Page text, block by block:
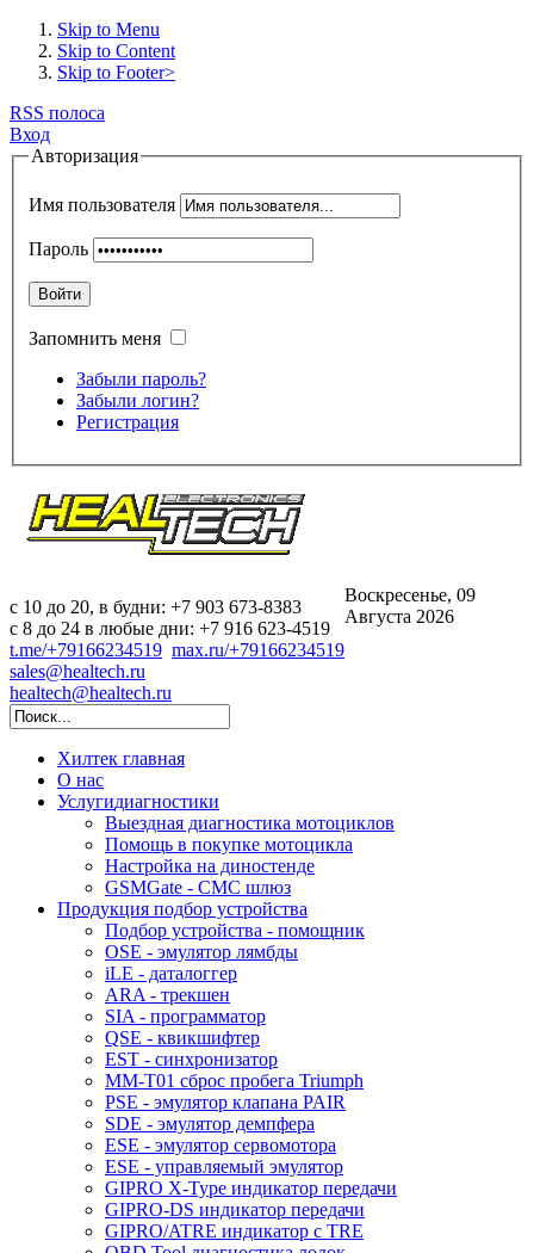
Skip to Menu
Skip to Content
Skip to Footer>
RSS полоса
Вход
Авторизация
Имя пользователя
Пароль
Войти
Запомнить меня
Забыли пароль?
Забыли логин?
Регистрация
c 10 до 20, в будни: +7 903 673-8383
с 8 до 24 в любые дни: +7 916 623-4519
t.me/+79166234519 max.ru/+79166234519
sales@healtech.ru
healtech@healtech.ru
Воскресенье, 09
Августа 2026
Хилтек главная
О нас
Услугидиагностики
Выездная диагностика мотоциклов
Помощь в покупке мотоцикла
Настройка на диностенде
GSMGate - СМС шлюз
Продукция подбор устройства
Подбор устройства - помощник
OSE - эмулятор лямбды
iLE - даталоггер
ARA - трекшен
SIA - программатор
QSE - квикшифтер
EST - синхронизатор
MM-T01 сброс пробега Triumph
PSE - эмулятор клапана PAIR
SDE - эмулятор демпфера
ESE - эмулятор сервомотора
ESE - управляемый эмулятор
GIPRO X-Type индикатор передачи
GIPRO-DS индикатор передачи
GIPRO/ATRE индикатор с TRE